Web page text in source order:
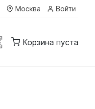
Москва Войти
Корзина пуста